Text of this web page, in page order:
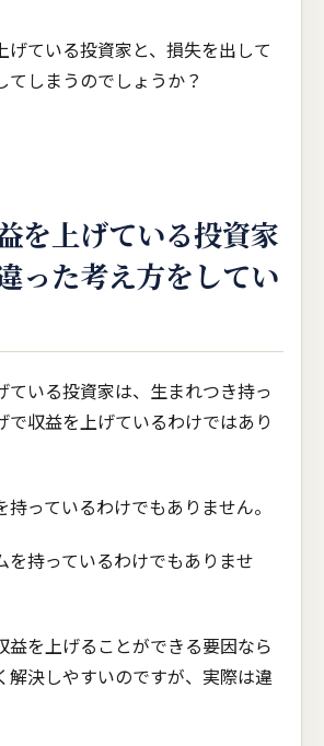
げている投資家と、損失を出して
てしまうのでしょうか？
を上げている投資家
った考え方をしてい
ている投資家は、生まれつき持っ
で収益を上げているわけではあり
っているわけでもありません。
を持っているわけでもありませ
益を上げることができる要因なら
解決しやすいのですが、実際は違